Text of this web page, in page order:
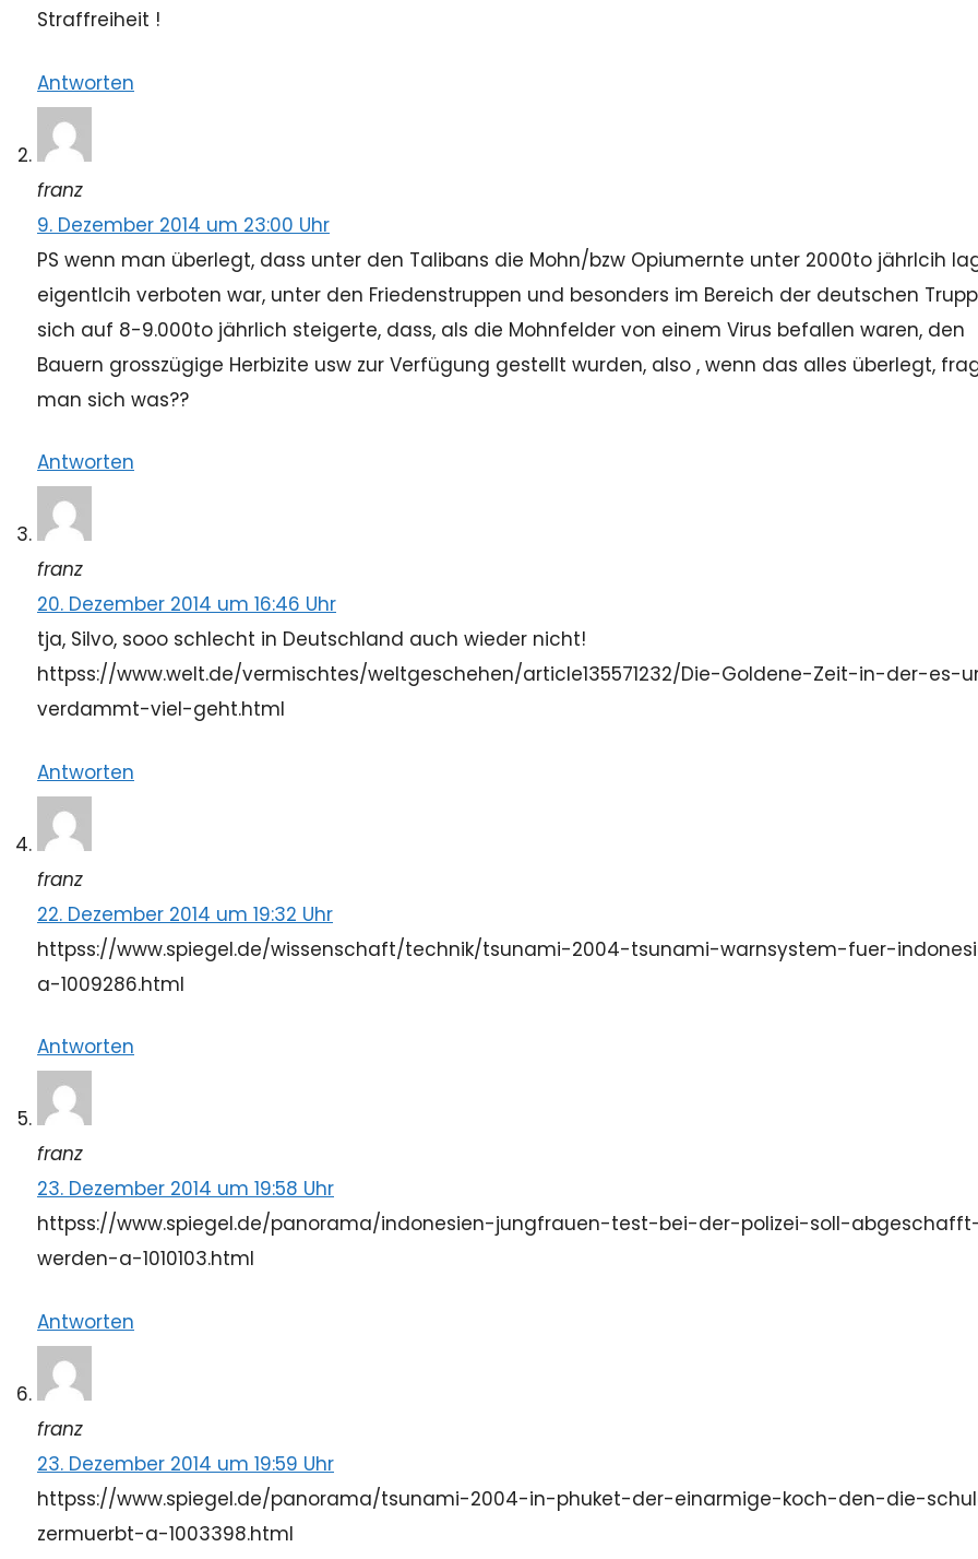
Straffreiheit !
Antworten
franz
9. Dezember 2014 um 23:00 Uhr
PS wenn man überlegt, dass unter den Talibans die Mohn/bzw Opiumernte unter 2000to jährlcih
eigentlcih verboten war, unter den Friedenstruppen und besonders im Bereich der deutschen
sich auf 8-9.000to jährlich steigerte, dass, als die Mohnfelder von einem Virus befallen waren, den
Bauern grosszügige Herbizite usw zur Verfügung gestellt wurden, also , wenn das alles überlegt,
man sich was??
Antworten
franz
20. Dezember 2014 um 16:46 Uhr
tja, Silvo, sooo schlecht in Deutschland auch wieder nicht!
httpss://www.welt.de/vermischtes/weltgeschehen/article135571232/Die-Goldene-Zeit-in-der-es-
verdammt-viel-geht.html
Antworten
franz
22. Dezember 2014 um 19:32 Uhr
httpss://www.spiegel.de/wissenschaft/technik/tsunami-2004-tsunami-warnsystem-fuer-
a-1009286.html
Antworten
franz
23. Dezember 2014 um 19:58 Uhr
httpss://www.spiegel.de/panorama/indonesien-jungfrauen-test-bei-der-polizei-soll-
werden-a-1010103.html
Antworten
franz
23. Dezember 2014 um 19:59 Uhr
httpss://www.spiegel.de/panorama/tsunami-2004-in-phuket-der-einarmige-koch-den-die-
zermuerbt-a-1003398.html